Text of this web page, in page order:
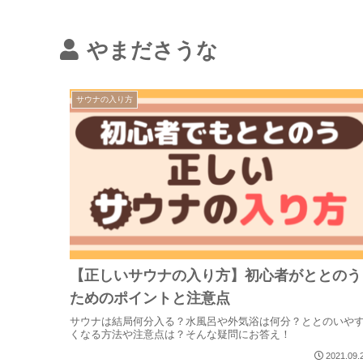
やまださうな
サウナの入り方
【正しいサウナの入り方】初心者がととのう
ためのポイントと注意点
サウナは結局何分入る？水風呂や外気浴は何分？ととのいや
くなる方法や注意点は？そんな疑問にお答え！